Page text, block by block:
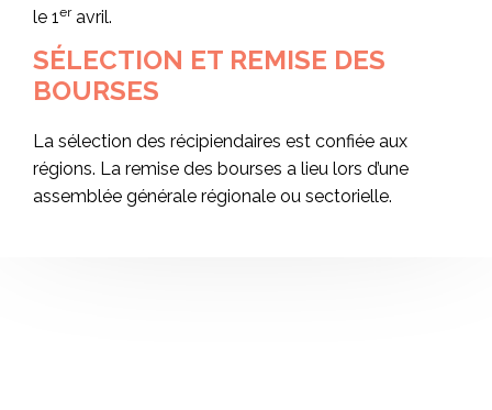
le 1eravril.
SÉLECTION ET REMISE DES
BOURSES
La sélection des récipiendaires est confiée aux
régions. La remise des bourses a lieu lors d’une
assemblée générale régionale ou sectorielle.